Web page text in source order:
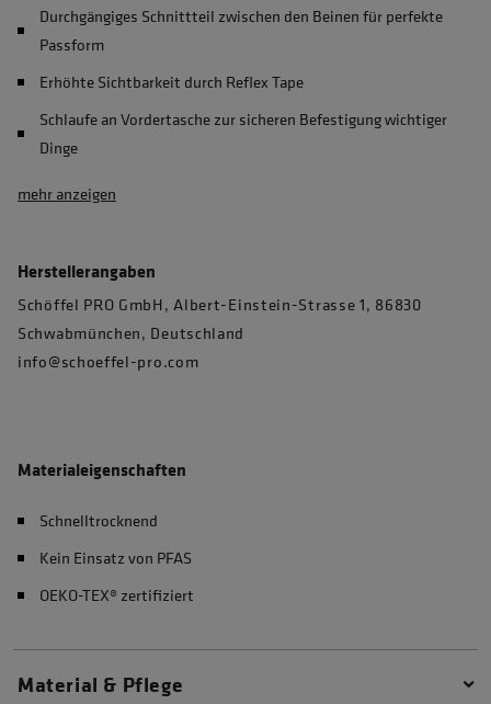
Durchgängiges Schnittteil zwischen den Beinen für perfekte
Passform
Erhöhte Sichtbarkeit durch Reflex Tape
Schlaufe an Vordertasche zur sicheren Befestigung wichtiger
Dinge
mehr anzeigen
Herstellerangaben
Schöffel PRO GmbH, Albert-Einstein-Strasse 1, 86830
Schwabmünchen, Deutschland
info@schoeffel-pro.com
Materialeigenschaften
Schnelltrocknend
Kein Einsatz von PFAS
OEKO-TEX® zertifiziert
Material & Pflege